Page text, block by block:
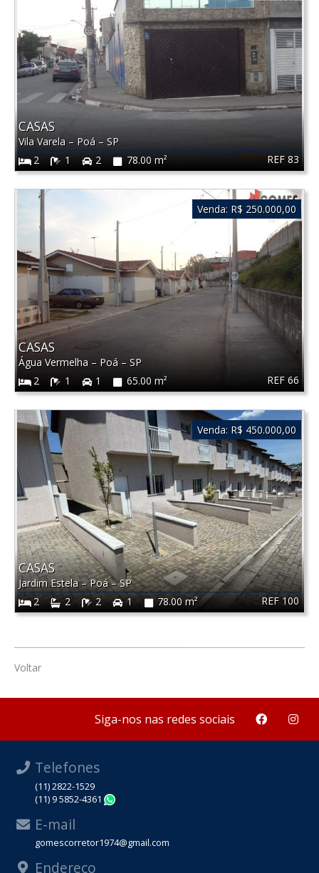
REF 83
CASAS
Vila Varela – Poá – SP
2
1 2 78.00 m²
REF 66
CASAS
Água Vermelha – Poá – SP
2
1 1 65.00 m²
Venda: R$ 250.000,00
REF 100
CASAS
Jardim Estela–Poá–SP
2
2 2 1 78.00 m²
Venda: R$ 450.000,00
Voltar
Siga-nos nas redes sociais
Telefones
(11) 2822-1529
(11) 9 5852-4361
E-mail
gomescorretor1974@gmail.com
Endereço